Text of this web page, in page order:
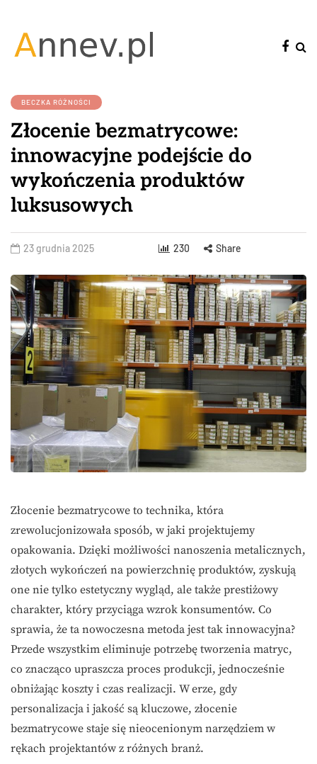
BECZKA RÓŻNOŚCI
Złocenie bezmatrycowe:
innowacyjne podejście do
wykończenia produktów
luksusowych
23 grudnia 2025 230 Share
Złocenie bezmatrycowe to technika, która
zrewolucjonizowała sposób, w jaki projektujemy
opakowania. Dzięki możliwości nanoszenia metalicznych,
złotych wykończeń na powierzchnię produktów, zyskują
one nie tylko estetyczny wygląd, ale także prestiżowy
charakter, który przyciąga wzrok konsumentów. Co
sprawia, że ta nowoczesna metoda jest tak innowacyjna?
Przede wszystkim eliminuje potrzebę tworzenia matryc,
co znacząco upraszcza proces produkcji, jednocześnie
obniżając koszty i czas realizacji. W erze, gdy
personalizacja i jakość są kluczowe, złocenie
bezmatrycowe staje się nieocenionym narzędziem w
rękach projektantów z różnych branż.